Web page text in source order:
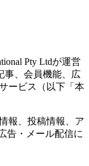
Pty Ltdが運営
事、会員機能、広
ービス（以下「本
報、投稿情報、ア
告・メール配信に